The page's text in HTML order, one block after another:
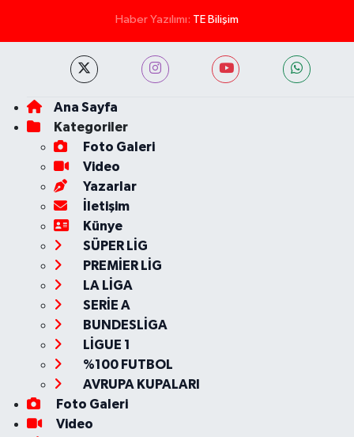
Haber Yazılımı: TE Bilişim
Ana Sayfa
Kategoriler
Foto Galeri
Video
Yazarlar
İletişim
Künye
SÜPER LİG
PREMİER LİG
LA LİGA
SERİE A
BUNDESLİGA
LİGUE 1
%100 FUTBOL
AVRUPA KUPALARI
Foto Galeri
Video